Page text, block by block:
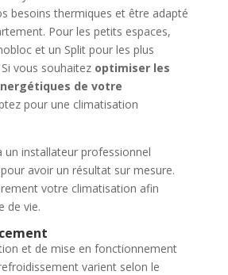
besoins thermiques et être adapté
Pour les petits espaces,
et un Split pour les plus
vous souhaitez optimiser les
de votre
pour une climatisation
un installateur professionnel
avoir un résultat sur mesure.
votre climatisation afin
de vie.
et de mise en fonctionnement
varient selon le